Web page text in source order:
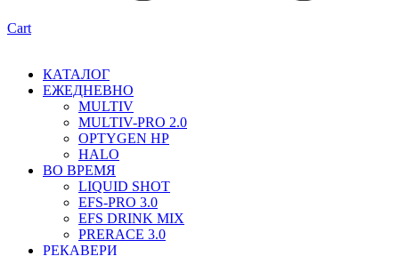
Cart
КАТАЛОГ
ЕЖЕДНЕВНО
MULTIV
MULTIV-PRO 2.0
OPTYGEN HP
HALO
ВО ВРЕМЯ
LIQUID SHOT
EFS-PRO 3.0
EFS DRINK MIX
PRERACE 3.0
РЕКАВЕРИ